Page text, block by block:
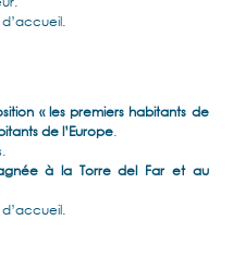
« les premiers habitants de
de l’Europe.
à la Torre del Far et au